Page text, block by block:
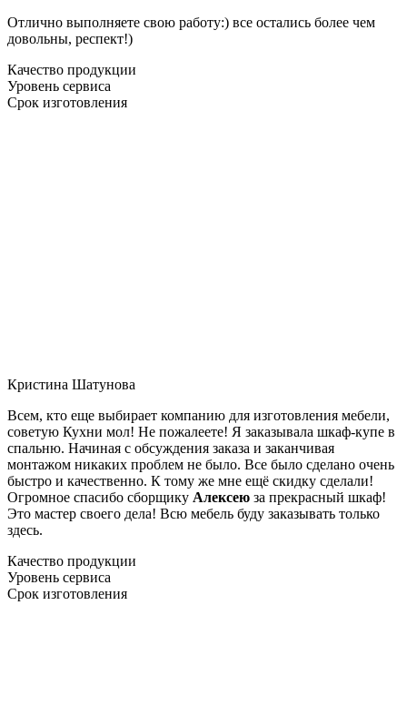
Отлично выполняете свою работу:) все остались более чем
довольны, респект!)
Качество продукции
Уровень сервиса
Срок изготовления
Кристина Шатунова
Всем, кто еще выбирает компанию для изготовления мебели,
советую Кухни мол! Не пожалеете! Я заказывала шкаф-купе в
спальню. Начиная с обсуждения заказа и заканчивая
монтажом никаких проблем не было. Все было сделано очень
быстро и качественно. К тому же мне ещё скидку сделали!
Огромное спасибо сборщику Алексею за прекрасный шкаф!
Это мастер своего дела! Всю мебель буду заказывать только
здесь.
Качество продукции
Уровень сервиса
Срок изготовления